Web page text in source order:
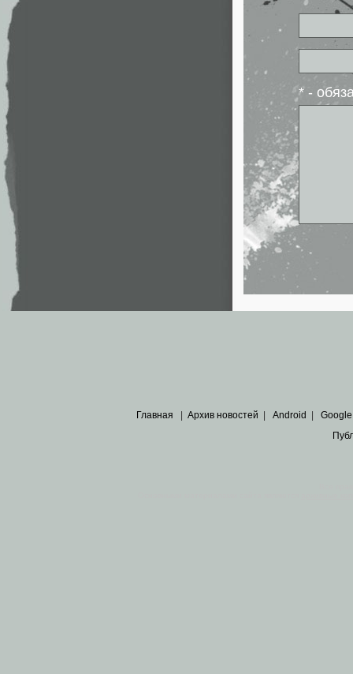
* -
Главная | Архив новостей | Android | Google